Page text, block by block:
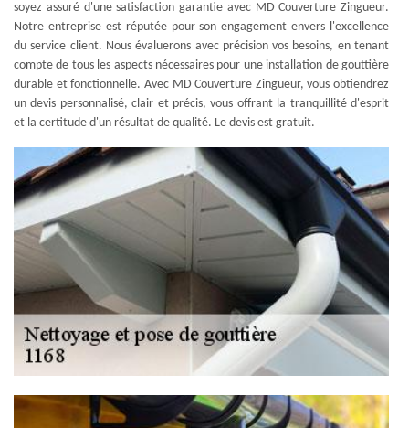
soyez assuré d'une satisfaction garantie avec MD Couverture Zingueur.
Notre entreprise est réputée pour son engagement envers l'excellence
du service client. Nous évaluerons avec précision vos besoins, en tenant
compte de tous les aspects nécessaires pour une installation de gouttière
durable et fonctionnelle. Avec MD Couverture Zingueur, vous obtiendrez
un devis personnalisé, clair et précis, vous offrant la tranquillité d'esprit
et la certitude d'un résultat de qualité. Le devis est gratuit.